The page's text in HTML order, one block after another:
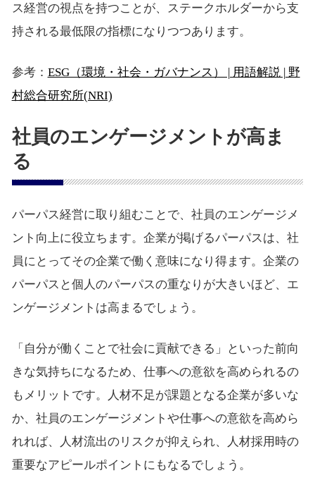
ス経営の視点を持つことが、ステークホルダーから支
持される最低限の指標になりつつあります。
参考： ESG（環境・社会・ガバナンス） | 用語解説 | 野
村総合研究所(NRI)
社員のエンゲージメントが高ま
る
パーパス経営に取り組むことで、社員のエンゲージメ
ント向上に役立ちます。企業が掲げるパーパスは、社
員にとってその企業で働く意味になり得ます。企業の
パーパスと個人のパーパスの重なりが大きいほど、エ
ンゲージメントは高まるでしょう。
「自分が働くことで社会に貢献できる」といった前向
きな気持ちになるため、仕事への意欲を高められるの
もメリットです。人材不足が課題となる企業が多いな
か、社員のエンゲージメントや仕事への意欲を高めら
れれば、人材流出のリスクが抑えられ、人材採用時の
重要なアピールポイントにもなるでしょう。